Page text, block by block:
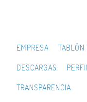
EMPRESA TABLÓN
DESCARGAS
TRANSPARENCIA